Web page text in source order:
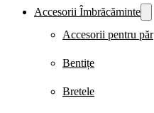
Accesorii Îmbrăcăminte
Accesorii pentru păr
Bentițe
Bretele